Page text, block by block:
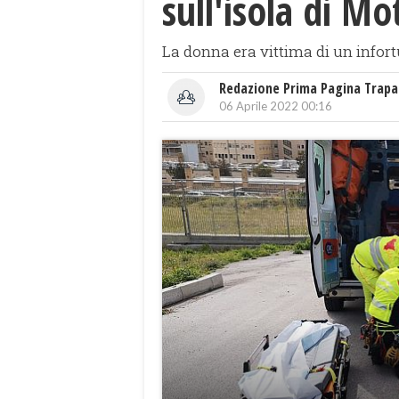
sull'isola di
La donna era vittima di un
Redazione Prima Pagina
06 Aprile 2022 00:16